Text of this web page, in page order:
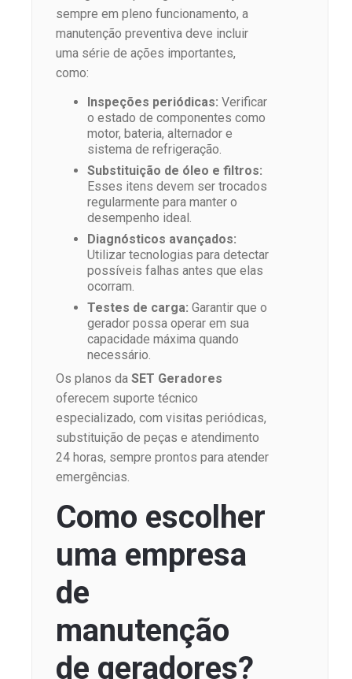
sempre em pleno funcionamento, a
manutenção preventiva deve incluir
uma série de ações importantes,
como:
Inspeções periódicas: Verificar
o estado de componentes como
motor, bateria, alternador e
sistema de refrigeração.
Substituição de óleo e filtros:
Esses itens devem ser trocados
regularmente para manter o
desempenho ideal.
Diagnósticos avançados:
Utilizar tecnologias para detectar
possíveis falhas antes que elas
ocorram.
Testes de carga: Garantir que o
gerador possa operar em sua
capacidade máxima quando
necessário.
Os planos da SET Geradores
oferecem suporte técnico
especializado, com visitas periódicas,
substituição de peças e atendimento
24 horas, sempre prontos para atender
emergências.
Como escolher
uma empresa
de
manutenção
de geradores?